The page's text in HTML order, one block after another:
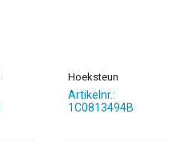
Hoeksteun
Artikelnr.:
1C0813494B